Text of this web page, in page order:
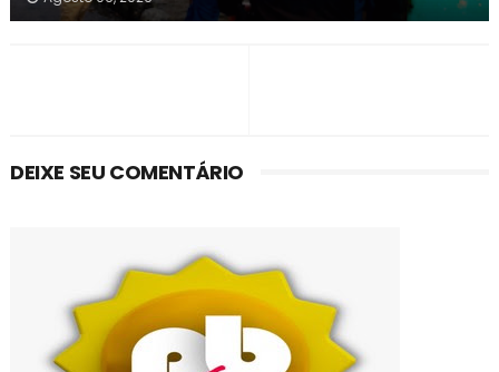
DEIXE SEU COMENTÁRIO